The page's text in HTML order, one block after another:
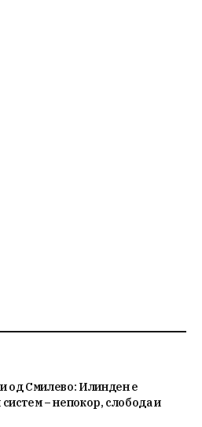
од Смилево: Илинден е
– непокор, слобода и